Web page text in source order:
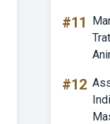
#11
#12